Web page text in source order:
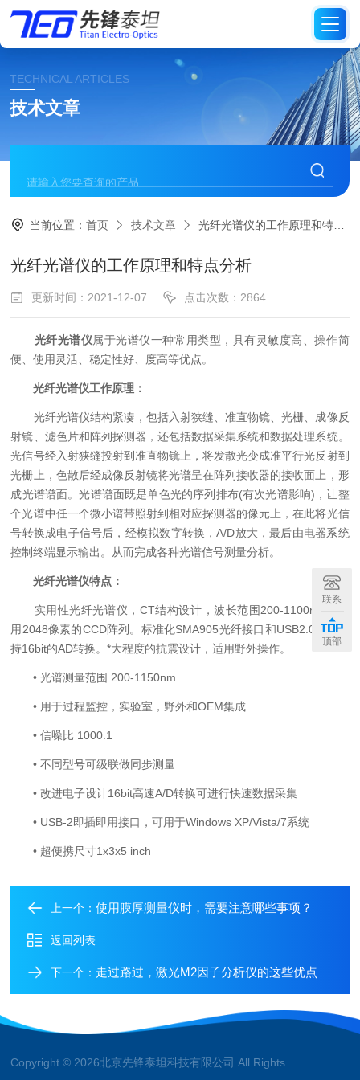
TECHNICAL ARTICLES
技术文章
当前位置：首页 技术文章 光纤光谱仪的工作原理和特点分析
光纤光谱仪的工作原理和特点分析
更新时间：2021-12-07 点击次数：2864
光纤光谱仪属于光谱仪一种常用类型，具有灵敏度高、操作简
便、使用灵活、稳定性好、度高等优点。
光纤光谱仪工作原理：
光纤光谱仪结构紧凑，包括入射狭缝、准直物镜、光栅、成像反
射镜、滤色片和阵列探测器，还包括数据采集系统和数据处理系统。
光信号经入射狭缝投射到准直物镜上，将发散光变成准平行光反射到
光栅上，色散后经成像反射镜将光谱呈在阵列接收器的接收面上，形
成光谱谱面。光谱谱面既是单色光的序列排布(有次光谱影响)，让整
个光谱中任一个微小谱带照射到相对应探测器的像元上，在此将光信
号转换成电子信号后，经模拟数字转换，A/D放大，最后由电器系统
控制终端显示输出。从而完成各种光谱信号测量分析。
光纤光谱仪特点：
实用性光纤光谱仪，CT结构设计，波长范围200-1100nm，采
用2048像素的CCD阵列。标准化SMA905光纤接口和USB2.0接口支
持16bit的AD转换。*大程度的抗震设计，适用野外操作。
• 光谱测量范围 200-1150nm
• 用于过程监控，实验室，野外和OEM集成
• 信噪比 1000:1
• 不同型号可级联做同步测量
• 改进电子设计16bit高速A/D转换可进行快速数据采集
• USB-2即插即用接口，可用于Windows XP/Vista/7系统
• 超便携尺寸1x3x5 inch
上一个：使用膜厚测量仪时，需要注意哪些事项？
返回列表
下一个： 走过路过，激光M2因子分析仪的这些优点不能错过
Copyright © 2026北京先锋泰坦科技有限公司 All Rights
联系
顶部